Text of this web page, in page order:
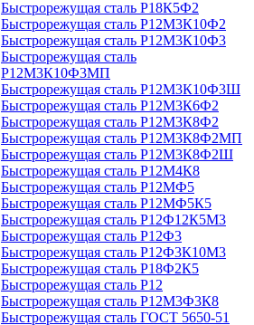
Быстрорежущая сталь Р18К5Ф2
Быстрорежущая сталь Р12М3К10Ф2
Быстрорежущая сталь Р12М3К10Ф3
Быстрорежущая сталь
Р12М3К10Ф3МП
Быстрорежущая сталь Р12М3К10Ф3Ш
Быстрорежущая сталь Р12М3К6Ф2
Быстрорежущая сталь Р12М3К8Ф2
Быстрорежущая сталь Р12М3К8Ф2МП
Быстрорежущая сталь Р12М3К8Ф2Ш
Быстрорежущая сталь Р12М4К8
Быстрорежущая сталь Р12МФ5
Быстрорежущая сталь Р12МФ5К5
Быстрорежущая сталь Р12Ф12К5М3
Быстрорежущая сталь Р12Ф3
Быстрорежущая сталь Р12Ф3К10М3
Быстрорежущая сталь Р18Ф2К5
Быстрорежущая сталь Р12
Быстрорежущая сталь Р12М3Ф3К8
Быстрорежущая сталь ГОСТ 5650-51